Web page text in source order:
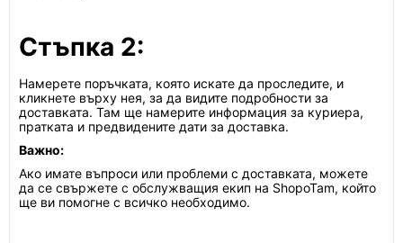
Стъпка 2:
Намерете поръчката, която искате да проследите, и
кликнете върху нея, за да видите подробности за
доставката. Там ще намерите информация за куриера,
пратката и предвидените дати за доставка.
Важно:
Ако имате въпроси или проблеми с доставката, можете
да се свържете с обслужващия екип на ShopoTam, който
ще ви помогне с всичко необходимо.